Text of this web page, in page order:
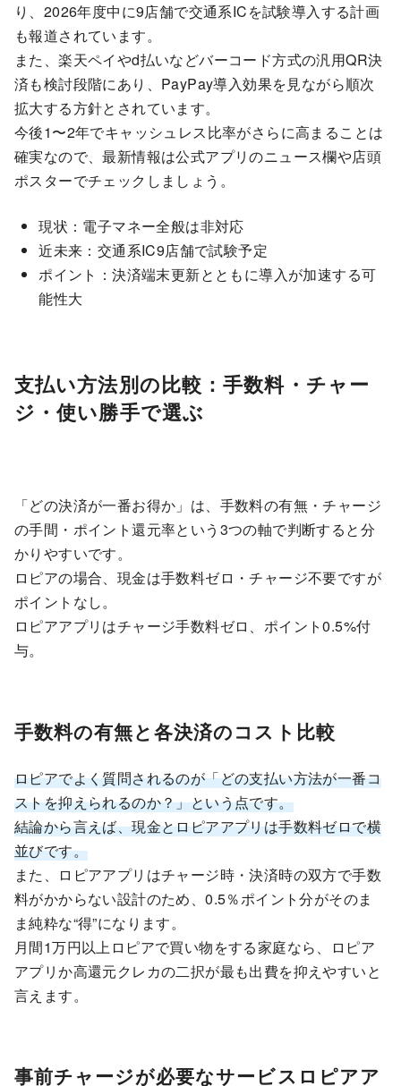
り、2026年度中に9店舗で交通系ICを試験導入する計画
も報道されています。
また、楽天ペイやd払いなどバーコード方式の汎用QR決
済も検討段階にあり、PayPay導入効果を見ながら順次
拡大する方針とされています。
今後1〜2年でキャッシュレス比率がさらに高まることは
確実なので、最新情報は公式アプリのニュース欄や店頭
ポスターでチェックしましょう。
現状：電子マネー全般は非対応
近未来：交通系IC9店舗で試験予定
ポイント：決済端末更新とともに導入が加速する可
能性大
支払い方法別の比較：手数料・チャー
ジ・使い勝手で選ぶ
「どの決済が一番お得か」は、手数料の有無・チャージ
の手間・ポイント還元率という3つの軸で判断すると分
かりやすいです。
ロピアの場合、現金は手数料ゼロ・チャージ不要ですが
ポイントなし。
ロピアアプリはチャージ手数料ゼロ、ポイント0.5%付
与。
手数料の有無と各決済のコスト比較
ロピアでよく質問されるのが「どの支払い方法が一番コ
ストを抑えられるのか？」という点です。
結論から言えば、現金とロピアアプリは手数料ゼロで横
並びです。
また、ロピアアプリはチャージ時・決済時の双方で手数
料がかからない設計のため、0.5％ポイント分がそのま
ま純粋な“得”になります。
月間1万円以上ロピアで買い物をする家庭なら、ロピア
アプリか高還元クレカの二択が最も出費を抑えやすいと
言えます。
事前チャージが必要なサービスロピアア